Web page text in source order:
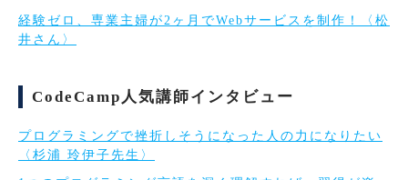
経験ゼロ、専業主婦が2ヶ月でWebサービスを制作！〈松
井さん〉
CodeCamp人気講師インタビュー
プログラミングで挫折しそうになった人の力になりたい
〈杉浦 玲伊子先生〉